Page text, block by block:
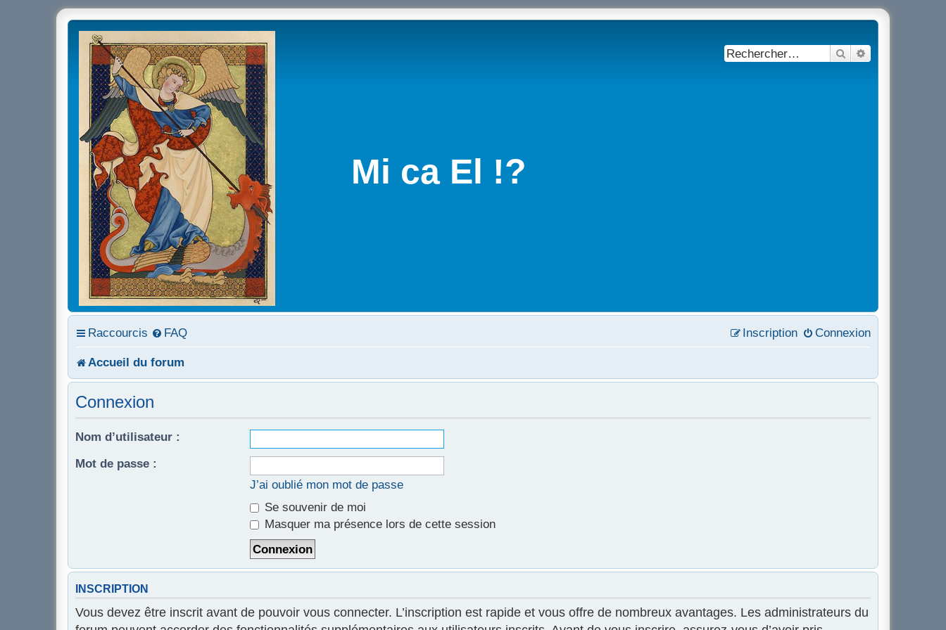
Mi ca El !?
Rechercher
Raccourcis FAQ Connexion
Inscription
Accueil du forum
Connexion
Nom d’utilisateur :
Mot de passe :
J’ai oublié mon mot de passe
Se souvenir de moi
Masquer ma présence lors de cette session
INSCRIPTION
Vous devez être inscrit avant de pouvoir vous connecter. L’inscription est rapide et vous offre de nombreux avantages. Les administrateurs du